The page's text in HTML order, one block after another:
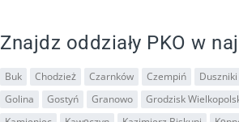
Znajdz oddziały PKO w
Buk Chodzież Czarnków Czempiń Duszniki
Golina
Gostyń Granowo Grodzisk